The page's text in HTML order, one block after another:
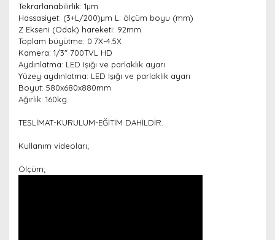
Tekrarlanabilirlik: 1µm
Hassasiyet: (3+L/200)µm L: ölçüm boyu (mm)
Z Ekseni (Odak) hareketi: 92mm
Toplam büyütme: 0.7X-4.5X
Kamera: 1/3" 700TVL HD
Aydınlatma: LED Işığı ve parlaklık ayarı
Yüzey aydınlatma: LED Işığı ve parlaklık ayarı
Boyut: 580x680x880mm
Ağırlık: 160kg
TESLİMAT-KURULUM-EĞİTİM DAHİLDİR.
Kullanım videoları;
Ölçüm;